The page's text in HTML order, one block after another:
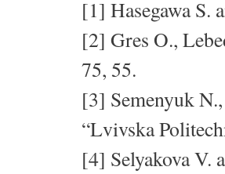
[1] Hasegawa S.
[2] Gres O.,
75, 55.
[3] Semenyuk
“Lvivska
[4] Selyakova V.